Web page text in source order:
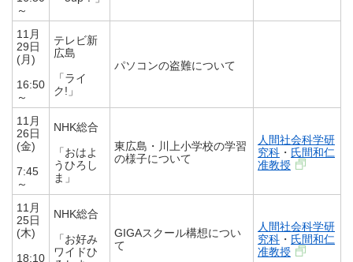
～
11月
29日
(月)
16:50
～
テレビ新
広島
「ライ
ク!」
パソコンの盗難について
11月
26日
(金)
7:45
～
NHK総合
「おはよ
うひろし
ま」
東広島・川上小学校の学習
の様子について
人間社会科学研
究科 ・ 氏間和仁
准教授
11月
25日
(木)
18:10
NHK総合
「お好み
ワイドひ
GIGAスクール構想につい
て
人間社会科学研
究科 ・ 氏間和仁
准教授